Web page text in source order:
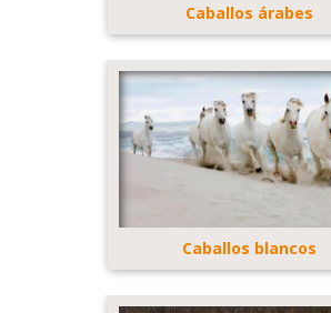
Caballos árabes
Caballos blancos